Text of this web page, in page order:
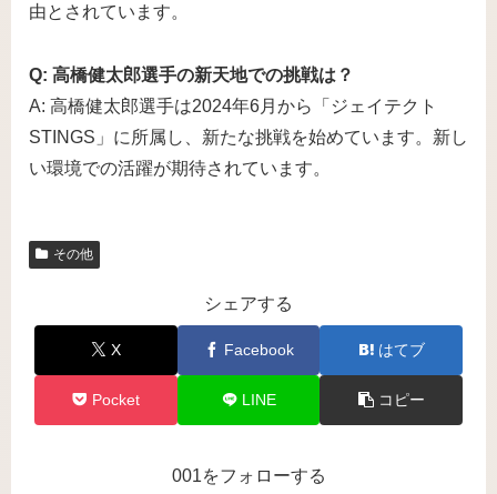
由とされています。
Q: 高橋健太郎選手の新天地での挑戦は？
A: 高橋健太郎選手は2024年6月から「ジェイテクト
STINGS」に所属し、新たな挑戦を始めています。新し
い環境での活躍が期待されています。
その他
シェアする
X Facebook はてブ
Pocket LINE コピー
001をフォローする